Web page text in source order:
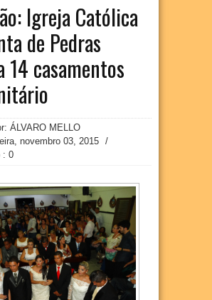
Igreja Católica
de Pedras
14 casamentos
ÁLVARO MELLO
novembro 03, 2015
/
: 0